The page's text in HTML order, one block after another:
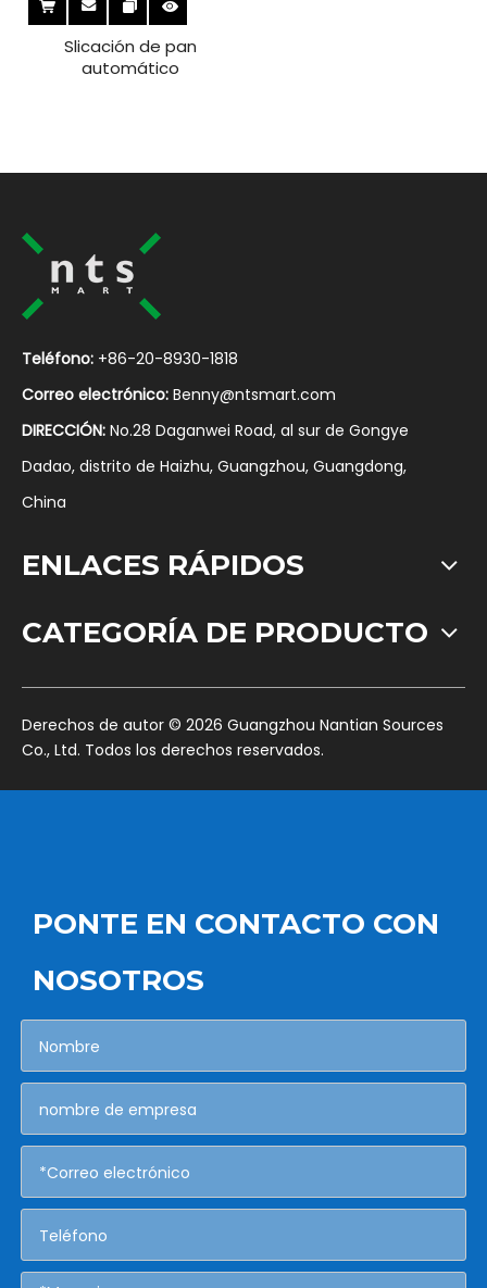
Slicación de pan
automático
Teléfono: +86-20-8930-1818
Correo electrónico: Benny@ntsmart.com
DIRECCIÓN: No.28 Daganwei Road, al sur de Gongye
Dadao, distrito de Haizhu, Guangzhou, Guangdong,
China
ENLACES RÁPIDOS
CATEGORÍA DE PRODUCTO
​Derechos de autor © 2026 Guangzhou Nantian Sources
Co., Ltd. Todos los derechos reservados.
PONTE EN CONTACTO CON
NOSOTROS